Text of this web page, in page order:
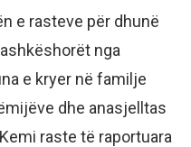
e rasteve për dhunë
nga
e kryer në familje
dhe anasjelltas
raste të raportuara